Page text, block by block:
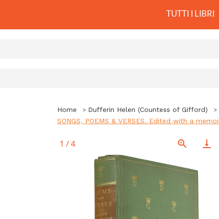
TUTTI I LIBRI
Home
Dufferin Helen (Countess of Gifford)
SONGS, POEMS & VERSES. Edited with a
1 /4